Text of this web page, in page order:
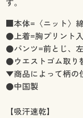
す。
■本体=〈ニット〉
●上着=胸プリント
●パンツ=前とじ、
●ウエストゴム取り
▼商品によって柄の
●中国製
【吸汗速乾】